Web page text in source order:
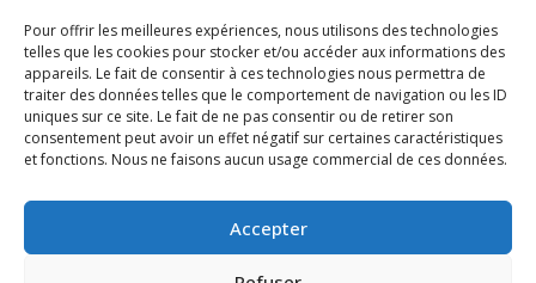
Pour offrir les meilleures expériences, nous utilisons des technologies
telles que les cookies pour stocker et/ou accéder aux informations des
appareils. Le fait de consentir à ces technologies nous permettra de
traiter des données telles que le comportement de navigation ou les ID
uniques sur ce site. Le fait de ne pas consentir ou de retirer son
consentement peut avoir un effet négatif sur certaines caractéristiques
et fonctions. Nous ne faisons aucun usage commercial de ces données.
Accepter
Voyage à Bruxelles 2024 (4) Wahid Chakib (4)
éco-délégués (7)
Politique de cookies